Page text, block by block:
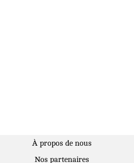
À propos de nous
Nos partenaires